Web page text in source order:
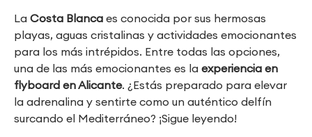
La Costa Blanca es conocida por sus hermosas
playas, aguas cristalinas y actividades emocionantes
para los más intrépidos. Entre todas las opciones,
una de las más emocionantes es la experiencia en
flyboard en Alicante. ¿Estás preparado para elevar
la adrenalina y sentirte como un auténtico delfín
surcando el Mediterráneo? ¡Sigue leyendo!